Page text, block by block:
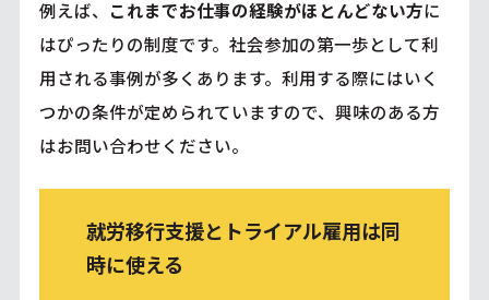
例えば、 これまでお仕事の経験がほとんどない方に
はぴったりの制度です。社会参加の第一歩として利
用される事例が多くあります。利用する際にはいく
つかの条件が定められていますので、興味のある方
はお問い合わせください。
就労移行支援とトライアル雇用は同
時に使える